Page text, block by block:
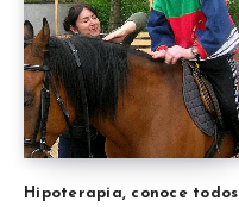
Hipoterapia, conoce todos